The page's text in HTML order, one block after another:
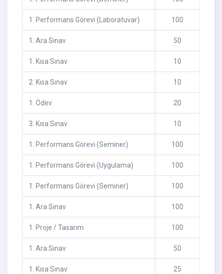
1 . Performans Görevi (Laboratuvar) 100
1 . Ara Sınav 50
1 . Kısa Sınav 10
2. Kısa Sınav 10
1 . Ödev 20
3. Kısa Sınav 10
1 . Performans Görevi (Seminer) 100
1 . Performans Görevi (Uygulama) 100
1 . Performans Görevi (Seminer) 100
1 . Ara Sınav 100
1 . Proje / Tasarım 100
1 . Ara Sınav 50
1 . Kısa Sınav 25